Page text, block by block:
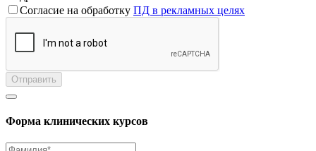
Согласие на обработку ПД в рекламных целях
Отправить
Форма клинических курсов